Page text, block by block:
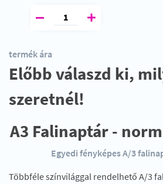
termék ára
Előbb válaszd ki,
szeretnél!
A3 Falinaptár -
Egyedi fényképes A/3
Többféle színvilággal rendelhető A/3